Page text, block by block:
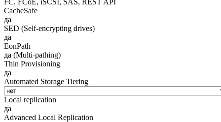
CacheSafe
да
SED (Self-encrypting drives)
да
EonPath
да (Multi-pathing)
Thin Provisioning
да
Automated Storage Tiering
Local replication
да
Advanced Local Replication